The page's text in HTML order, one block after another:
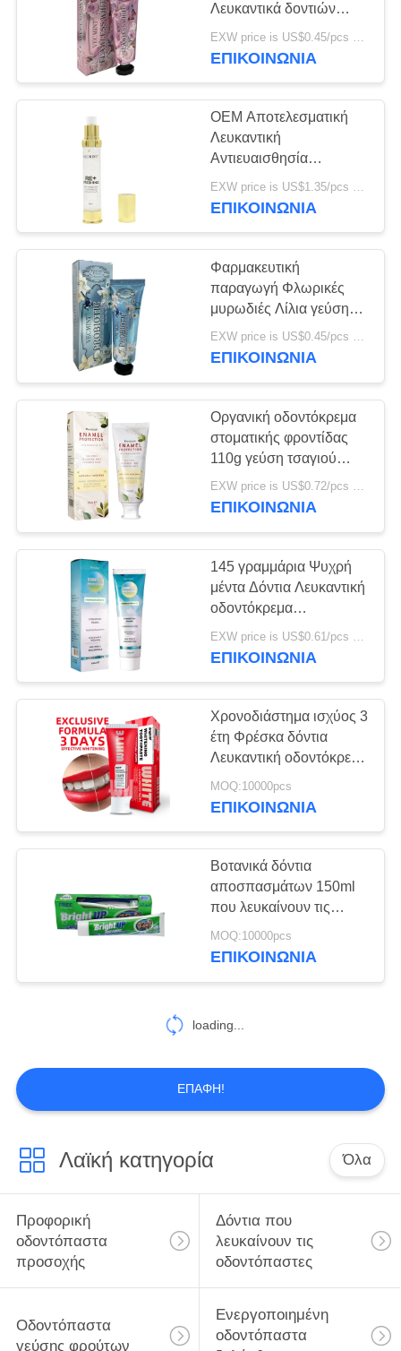
ΖΗΤΉΣΤΕ
ΑΠΌΣΠΑΣΜΑ
ΧΆΡΤΗΣ
ΙΣΤΌΤΟΠΟΥ
ΠΟΛΙΤΙΚΉ
ΜΥΣΤΙΚΌΤΗΤΑΣ
Ενεργοποιημένη
οδοντόπαστα
ξυλάνθρακα
18
Οδοντόπαστα των
οργανικών παιδιών
Δόντια που
λευκαίνουν τη
σκόνη
17
Μασητή ταμπλέτα
οδοντόπαστας
28
Δόντια που
λευκαίνουν τις
ταμπλέτες
Προφορικό
προσοχής
25
Προφορικές
οδοντόβουρτσες
προσοχής
88
Λευκαντικά δοντιών
Βασικό καθαρισμό
στοματικής φροντίδας
ΕΠΙΚΟΙΝΩΝΊΑ
OEM Αποτελεσματική
Λευκαντική
Αντιευαισθησία
Οδοντόκρεμα Set 30ml
Απομάκρυνση λεκέδων
EXW price is US$1.35/pcs MOQ:10000 σύνολα
ΕΠΙΚΟΙΝΩΝΊΑ
Φαρμακευτική
παραγωγή Φλωρικές
μυρωδιές Λίλια γεύση
Χονδρικά δόντια
Λευκαντική βασική
EXW price is US$0.45/pcs MOQ:10000 κομμάτια
ΕΠΙΚΟΙΝΩΝΊΑ
Οργανική οδοντόκρεμα
στοματικής φροντίδας
110g γεύση τσαγιού
Υδροξιαπατίτη
Λευκαντική δοντιών
EXW price is US$0.72/pcs MOQ:10000 κομμάτια
ΕΠΙΚΟΙΝΩΝΊΑ
145 γραμμάρια Ψυχρή
μέντα Δόντια Λευκαντική
οδοντόκρεμα
Επαναμιναριοποιητική
Υδροξυαπατίτιδα
ΕΠΙΚΟΙΝΩΝΊΑ
Χρονοδιάστημα ισχύος 3
έτη Φρέσκα δόντια
Λευκαντική οδοντόκρεμα
για φωτεινότερα δόντια
120g
MOQ:10000pcs
ΕΠΙΚΟΙΝΩΝΊΑ
Βοτανικά δόντια
αποσπασμάτων 150ml
που λευκαίνουν τις
οδοντόπαστες για να
βουρτσίσει δύο φορές
MOQ:10000pcs
ΕΠΙΚΟΙΝΩΝΊΑ
loading...
ΕΠΑΦΉ!
Λαϊκή κατηγορία Όλα
Προφορική
οδοντόπαστα
προσοχής
Δόντια που
λευκαίνουν τις
οδοντόπαστες
Οδοντόπαστα
γεύσης φρούτων
Ενεργοποιημένη
οδοντόπαστα